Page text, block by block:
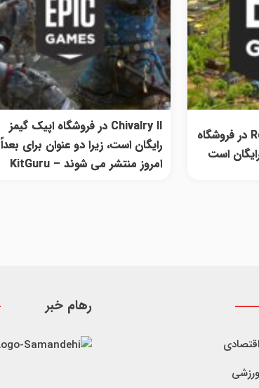
RollerCoaster Tycoon ۳ در فروشگاه
Chivalry II در فروشگاه اپیک گیمز
رایگان است، زیرا دو عنوان برای بعداً
امروز منتشر می شوند – KitGuru
اقتصادی
ورزشی
رهام خبر